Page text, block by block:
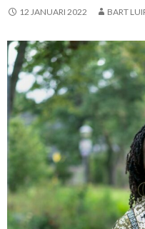
12 JANUARI 2022 BART